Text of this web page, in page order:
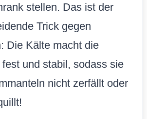
stellen. Das ist der
Trick gegen
Die Kälte macht die
fest und stabil, sodass sie
nicht zerfällt oder